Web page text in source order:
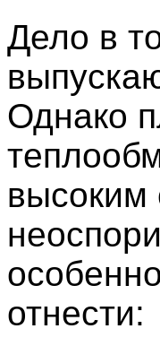
Дело в
Однако
высоким
отнести: